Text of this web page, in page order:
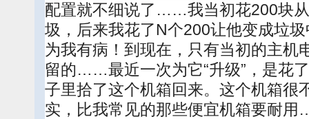
配置就不细说了……我当初花200块
圾，后来我花了N个200让他变成垃
为我有病！到现在，只有当初的主机
留的……最近一次为它“升级”，是花
子里拾了这个机箱回来。这个机箱很
实，比我常见的那些便宜机箱要耐